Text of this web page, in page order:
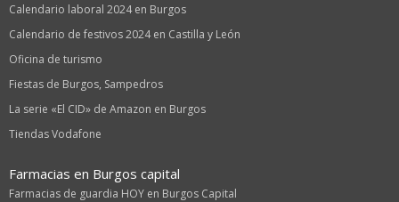
Calendario laboral 2024 en Burgos
Calendario de festivos 2024 en Castilla y León
Oficina de turismo
Fiestas de Burgos, Sampedros
La serie «El CID» de Amazon en Burgos
Tiendas Vodafone
Farmacias en Burgos capital
Farmacias de guardia HOY en Burgos Capital